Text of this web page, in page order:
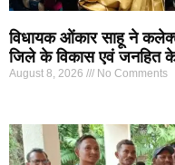
विधायक ओंकार साहू ने
जिले के विकास एवं जनहित के
August 8, 2026 No Comments